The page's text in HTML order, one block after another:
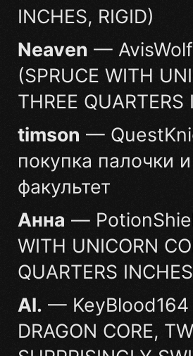
INCHES, RIGID)
Neaven —
(SPRUCE WITH
THREE
timson —
покупка палочки
факультет
Анна —
WITH UNICORN
QUARTERS
Al. —
DRAGON CORE,